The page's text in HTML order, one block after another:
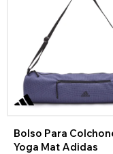
Bolso Para
Yoga Mat Adidas